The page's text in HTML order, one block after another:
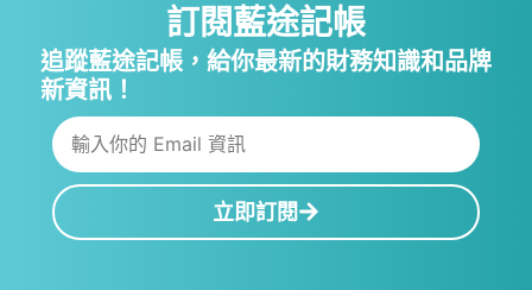
訂閱藍途記帳
追蹤藍途記帳，給你最新的財務知識和品牌
新資訊！
立即訂閱